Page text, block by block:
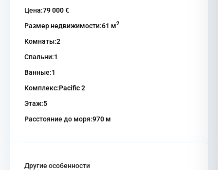
Цена:79 000 €
Размер недвижимости:61 м2
Комнаты:2
Спальни:1
Ванные:1
Комплекс:Pacific 2
Этаж:5
Расстояние до моря:970 м
Другие особенности